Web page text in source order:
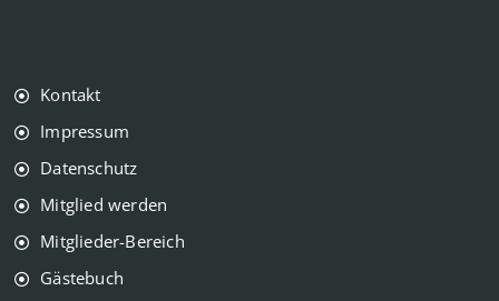
Kontakt
Impressum
Datenschutz
Mitglied werden
Mitglieder-Bereich
Gästebuch